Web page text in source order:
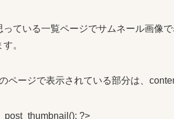
ている一覧ページでサムネール画像
。
ページで表示されている部分は、
?>